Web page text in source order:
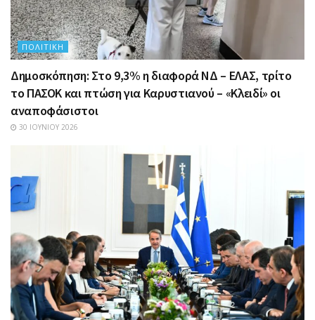
ΠΟΛΙΤΙΚΉ
Δημοσκόπηση: Στο 9,3% η διαφορά ΝΔ – ΕΛΑΣ, τρίτο
το ΠΑΣΟΚ και πτώση για Καρυστιανού – «Κλειδί» οι
αναποφάσιστοι
30 ΙΟΥΝΊΟΥ 2026